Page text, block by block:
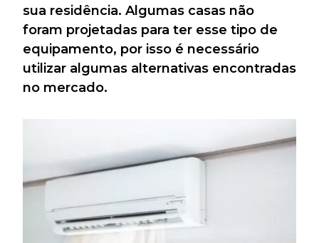
sua residência. Algumas casas não
foram projetadas para ter esse tipo de
equipamento, por isso é necessário
utilizar algumas alternativas encontradas
no mercado.